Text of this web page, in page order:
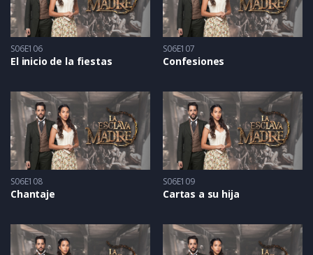
S06E106
El inicio de la fiestas
S06E107
Confesiones
S06E108
Chantaje
S06E109
Cartas a su hija